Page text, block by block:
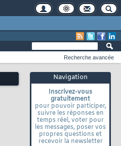
Navigation
Inscrivez-vous
gratuitement
pour pouvoir participer,
suivre les réponses en
temps réel, voter pour
les messages, poser vos
propres questions et
recevoir la newsletter
Recherche avancée